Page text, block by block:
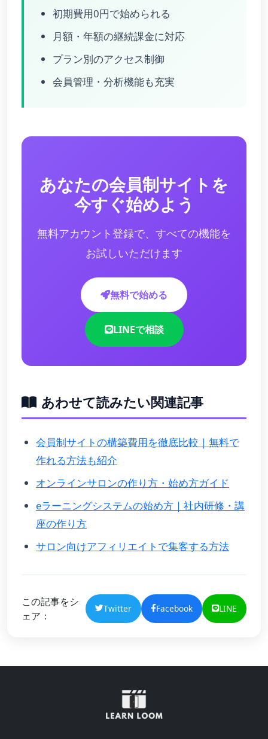
初期費用0円で始められる
月額・年額の継続課金に対応
プラン別のアクセス制御
会員管理・分析機能も充実
あなたの会員制サイトを
今すぐ始めよう
無料アカウント登録で、すべての機能を
お試しいただけます
無料で始める
LINEで相談
あわせて読みたい関連記事
会員制サイトの構築費用を徹底比較｜無料で
作れる方法も紹介
オンラインサロンの作り方・始め方ガイド
eラーニングシステムの始め方｜社内研修・講
座の作り方
サロン向けアフィリエイトで集客する方法
この記事をシ
ェア：
Twitter Facebook LINE